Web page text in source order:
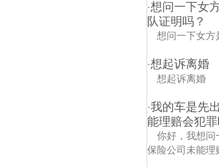
·想问一下女
队证明吗？
想问一下女方
·想起诉离婚
想起诉离婚
·我的车是先
能理赔会犯罪
你好，我想问
保险公司未能理